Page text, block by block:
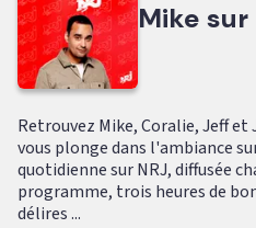
Mike sur
Retrouvez Mike, Coralie, Jeff et
vous plonge dans l'ambiance
quotidienne sur NRJ, diffusée
programme, trois heures de
délires ...